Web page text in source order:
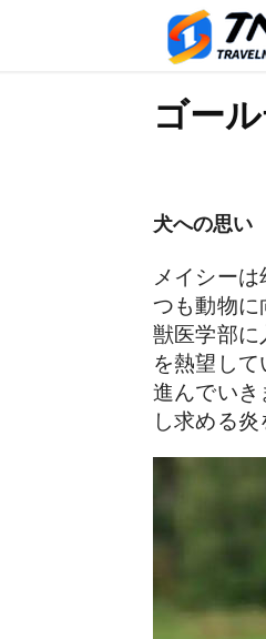
ゴー
犬への思い
メイシー
つも動物に
獣医学部に
を熱望し
進んでいき
し求める炎